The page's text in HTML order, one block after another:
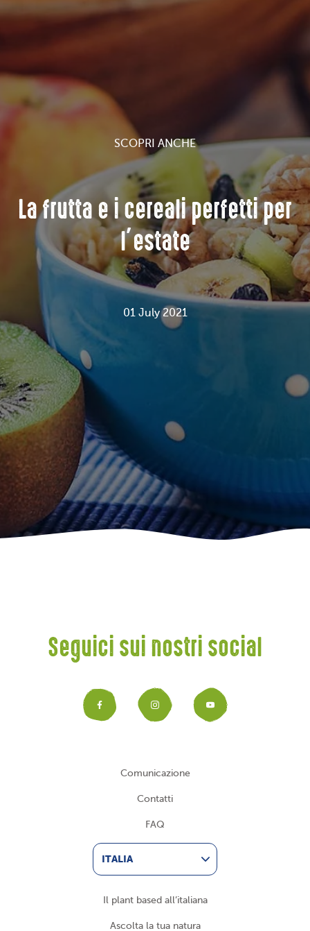
SCOPRI ANCHE
La frutta e i cereali perfetti per
l’estate
01 July 2021
Seguici sui nostri social
Facebook
Instagram
Comunicazione
Contatti
FAQ
ITALIA
Il plant based all’italiana
Ascolta la tua natura